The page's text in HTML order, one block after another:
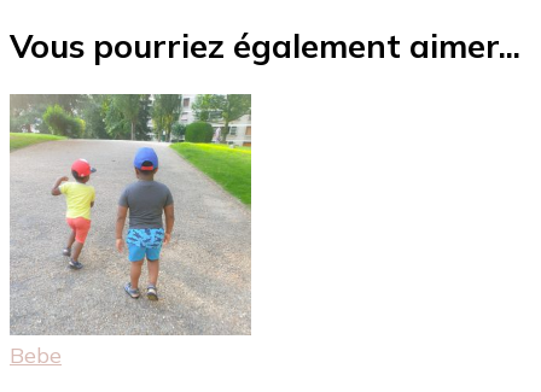
Vous pourriez également aimer...
Bebe